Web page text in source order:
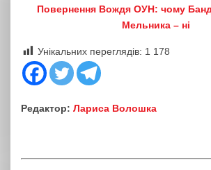
Повернення Вождя ОУН: чому
Мельника – ні
Унікальних переглядів: 1 178
Редактор: Лариса Волошка